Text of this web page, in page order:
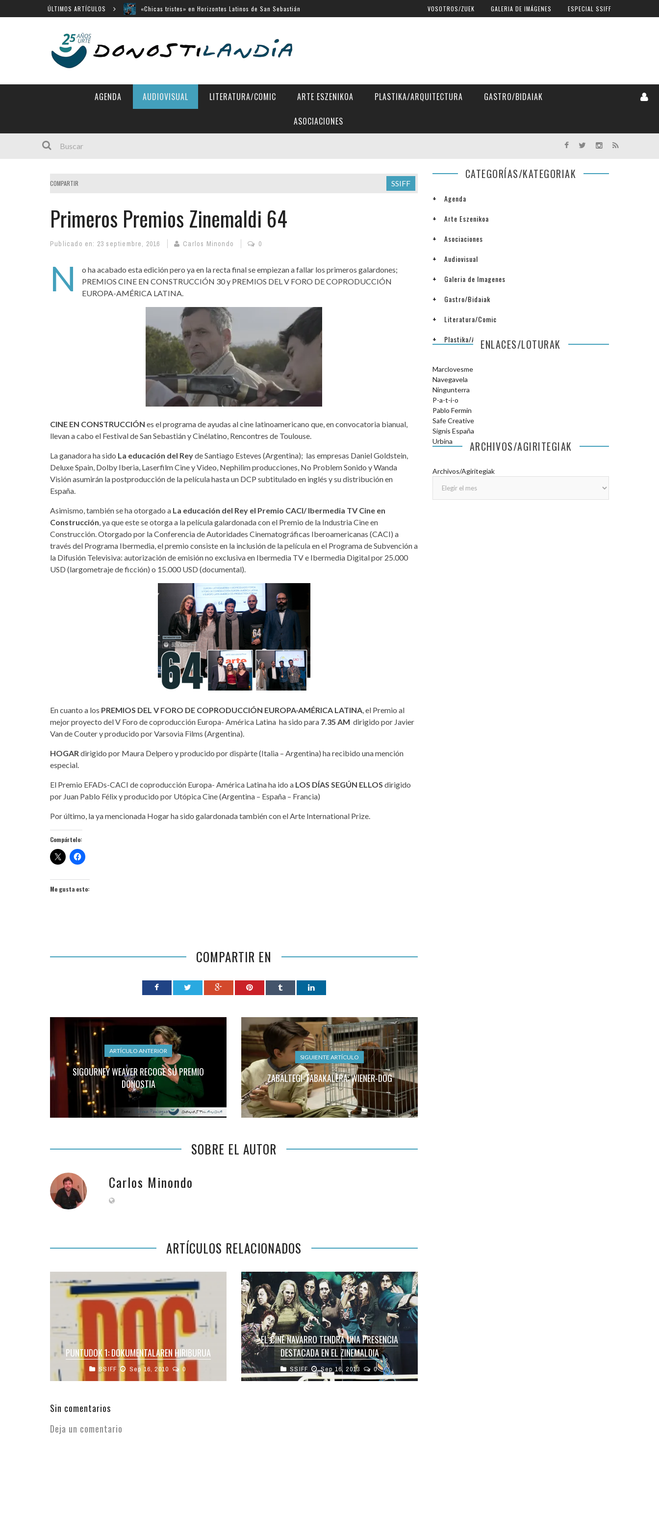
ÚLTIMOS ARTÍCULOS
«Búnker», en Sección Oficial de Venecia
14 largometrajes para «New Directors»
VOSOTROS/ZUEK GALERIA DE IMÁGENES ESPECIAL SSIFF
AGENDA AUDIOVISUAL LITERATURA/COMIC ARTE ESZENIKOA PLASTIKA/ARQUITECTURA GASTRO/BIDAIAK
ASOCIACIONES
COMPARTIR SSIFF
Primeros Premios Zinemaldi 64
Publicado en: 23 septiembre, 2016 Carlos Minondo 0
N
o ha acabado esta edición pero ya en la recta final se empiezan a fallar los primeros galardones;
PREMIOS CINE EN CONSTRUCCIÓN 30 y PREMIOS DEL V FORO DE COPRODUCCIÓN
EUROPA-AMÉRICA LATINA.
CINE EN CONSTRUCCIÓN es el programa de ayudas al cine latinoamericano que, en convocatoria bianual,
llevan a cabo el Festival de San Sebastián y Cinélatino, Rencontres de Toulouse.
La ganadora ha sido La educación del Reyde Santiago Esteves (Argentina); las empresas Daniel Goldstein,
Deluxe Spain, Dolby Iberia, Laserfilm Cine y Video, Nephilim producciones, No Problem Sonido y Wanda
Visión asumirán la postproducción de la película hasta un DCP subtitulado en inglés y su distribución en
España.
Asimismo, también se ha otorgado a La educación del Rey el Premio CACI/ Ibermedia TV Cine en
Construcción, ya que este se otorga a la película galardonada con el Premio de la Industria Cine en
Construcción. Otorgado por la Conferencia de Autoridades Cinematográficas Iberoamericanas (CACI) a
través del Programa Ibermedia, el premio consiste en la inclusión de la película en el Programa de Subvención a
la Difusión Televisiva: autorización de emisión no exclusiva en Ibermedia TV e Ibermedia Digital por 25.000
USD (largometraje de ficción) o 15.000 USD (documental).
En cuanto a los PREMIOS DEL V FORO DE COPRODUCCIÓN EUROPA-AMÉRICA LATINA, el Premio al
mejor proyecto del V Foro de coproducción Europa- América Latina ha sido para 7.35 AM dirigido por Javier
Van de Couter y producido por Varsovia Films (Argentina).
HOGAR dirigido por Maura Delpero y producido por dispàrte (Italia – Argentina) ha recibido una mención
especial.
El Premio EFADs-CACI de coproducción Europa- América Latina ha ido a LOS DÍAS SEGÚN ELLOS dirigido
por Juan Pablo Félix y producido por Utópica Cine (Argentina – España – Francia)
Por último, la ya mencionada Hogar ha sido galardonada también con el Arte International Prize.
Compártelo:
Me gusta esto:
COMPARTIR EN
ARTÍCULO ANTERIOR
SIGOURNEY WEAVER RECOGE SU PREMIO
DONOSTIA
SIGUIENTE ARTÍCULO
ZABALTEGI-TABAKALERA: WIENER-DOG
SOBRE EL AUTOR
Carlos Minondo
ARTÍCULOS RELACIONADOS
PUNTUDOK 1: DOKUMENTALAREN HIRIBURUA
Ostiraletik aurrera munduko zinemaren
hiriburua izateko titulua astebeterako emango
hiriburua izatea, are gehiago orain ...
SSIFF Sep 16, 2010 0
EL CINE NAVARRO TENDRÁ UNA PRESENCIA
DESTACADA EN EL ZINEMALDIA
La distribuidora Golem acude al festival con
ocho largometrajes, tres de ellos, «Caníbal»,
SSIFF Sep 16, 2013 0
Sin comentarios
Deja un comentario
CATEGORÍAS/KATEGORIAK
Agenda
Arte Eszenikoa
Asociaciones
Audiovisual
Galeria de Imagenes
Gastro/Bidaiak
Literatura/Comic
Plastika/ArquitecturaENLACES/LOTURAK
Marclovesme
Navegavela
Ningunterra
P-a-t-i-o
Pablo Fermin
Safe Creative
Signis España
Urbina
ARCHIVOS/AGIRITEGIAK
Archivos/Agiritegiak